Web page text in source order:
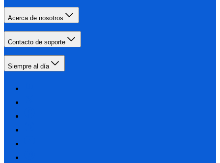
Acerca de nosotros
Contacto de soporte
Siempre al día